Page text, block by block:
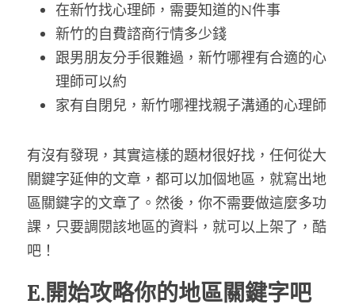
在新竹找心理師，需要知道的N件事
新竹的自費諮商行情多少錢
跟男朋友分手很難過，新竹哪裡有合適的心
理師可以約
家有自閉兒，新竹哪裡找親子溝通的心理師
有沒有發現，其實這樣的題材很好找，任何從大
關鍵字延伸的文章，都可以加個地區，就寫出地
區關鍵字的文章了。然後，你不需要做這麼多功
課，只要調閱該地區的資料，就可以上架了，酷
吧！
E.開始攻略你的地區關鍵字吧